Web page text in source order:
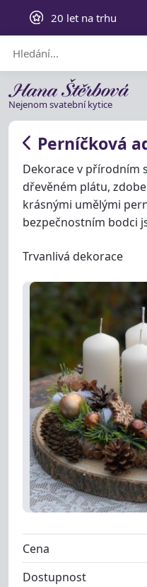
20 let na trhu
Nejenom svatební kytice
Perníčková
Dekorace v přírodním
dřevěném plátu,
krásnými umělými
bezpečnostním bodci
Trvanlivá dekorace
Cena
Dostupnost